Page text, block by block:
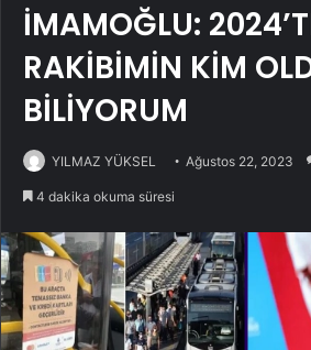
İMAMOĞLU:
RAKİBİMİN KİM
BİLİYORUM
YILMAZ YÜKSEL Ağustos 22, 2023
4 dakika okuma süresi